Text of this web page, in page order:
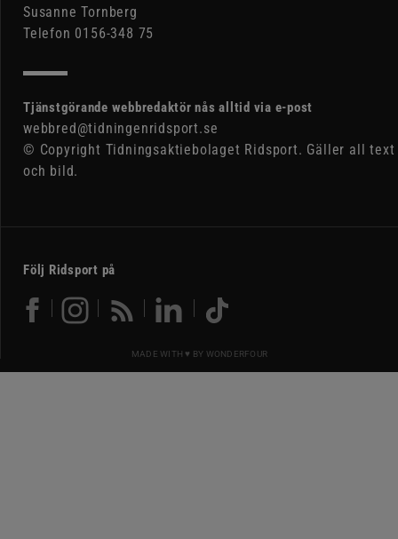
Susanne Tornberg
Telefon 0156-348 75
Tjänstgörande webbredaktör nås alltid via e-post
webbred@tidningenridsport.se
© Copyright Tidningsaktiebolaget Ridsport. Gäller all text
och bild.
Följ Ridsport på
MADE WITH ♥ BY WONDERFOUR